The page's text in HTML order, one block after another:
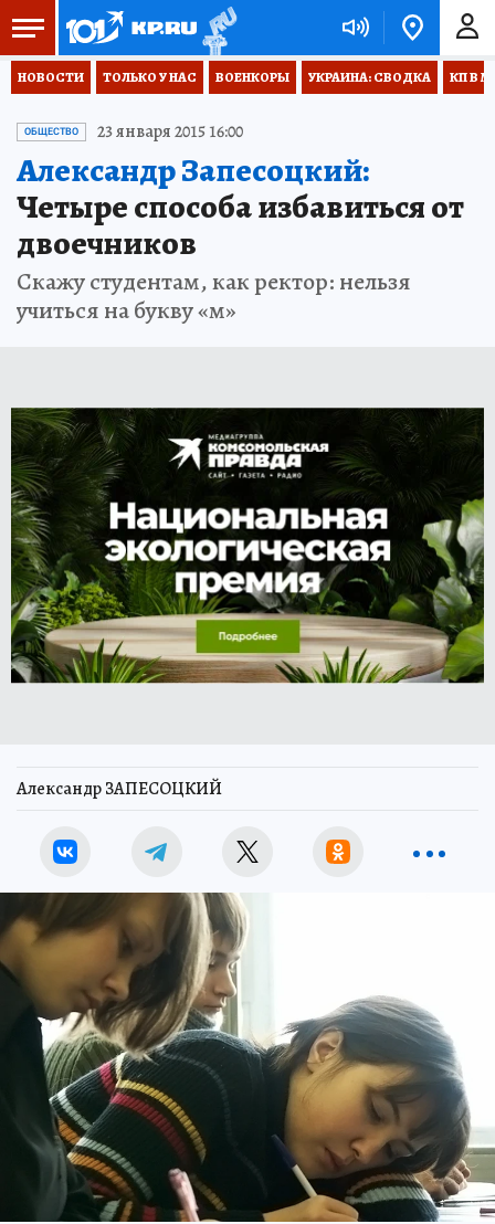
НОВОСТИ ТОЛЬКО У НАС ВОЕНКОРЫ УКРАИНА: СВОДКА КП В
ОБЩЕСТВО 23 января 2015 16:00
Александр Запесоцкий:
Четыре способа избавиться от
двоечников
Скажу студентам, как ректор: нельзя
учиться на букву «м»
Александр ЗАПЕСОЦКИЙ